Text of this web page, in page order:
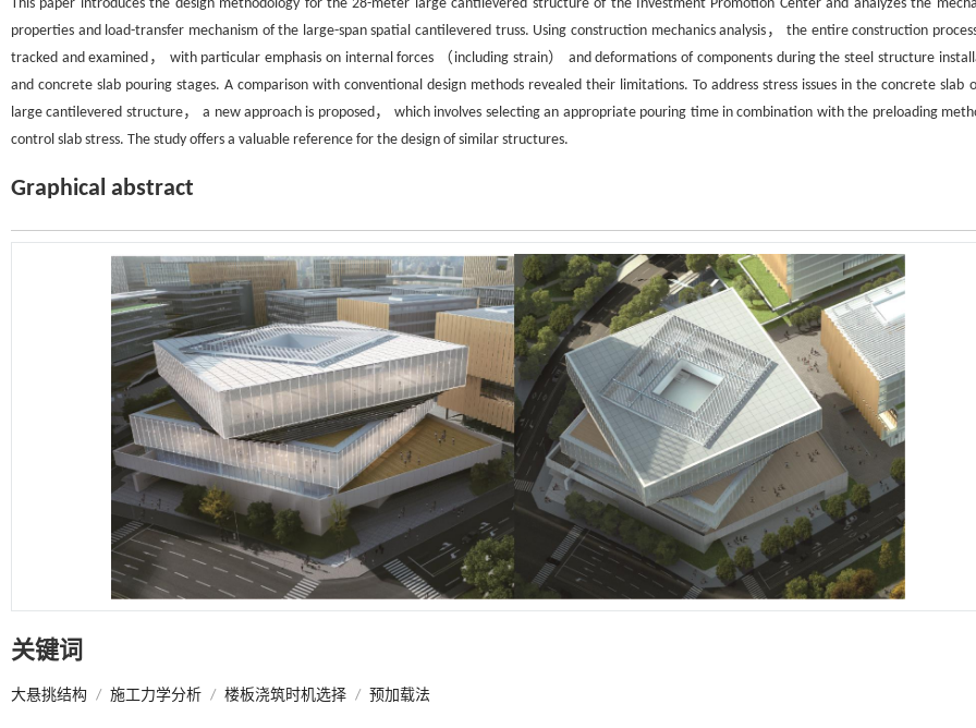
This paper introduces the design methodology for the 28-meter large cantilevered structure of the Investment Promotion Center and analyzes the
properties and load-transfer mechanism of the large-span spatial cantilevered truss. Using construction mechanics analysis， the entire construction
tracked and examined， with particular emphasis on internal forces （including strain） and deformations of components during the steel structure
and concrete slab pouring stages. A comparison with conventional design methods revealed their limitations. To address stress issues in the concrete slab
large cantilevered structure， a new approach is proposed， which involves selecting an appropriate pouring time in combination with the preloading
control slab stress. The study offers a valuable reference for the design of similar structures.
Graphical abstract
关键词
大悬挑结构 / 施工力学分析 / 楼板浇筑时机选择 / 预加载法